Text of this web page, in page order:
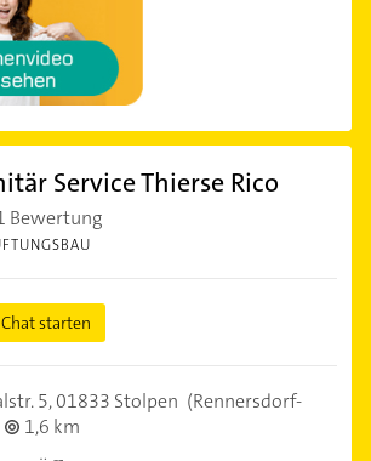
Service Thierse Rico
Bewertung
Chat starten
5,01833 Stolpen (Rennersdorf-
1,6 km